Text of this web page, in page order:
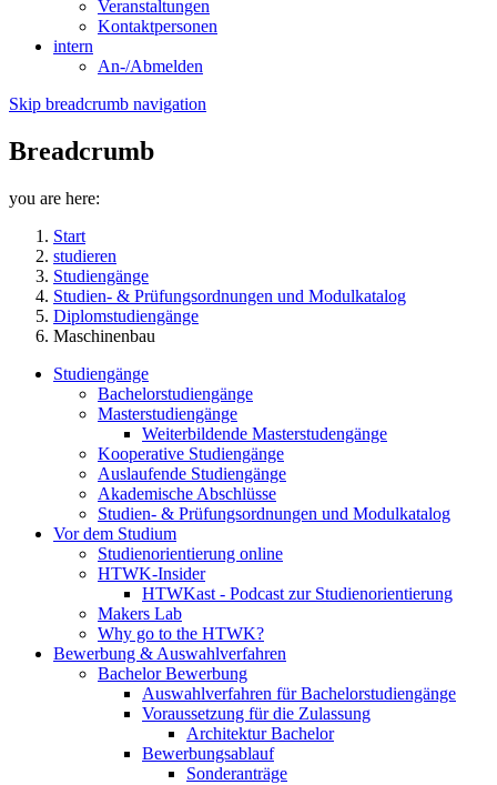
Veranstaltungen
Kontaktpersonen
intern
An-/Abmelden
Skip breadcrumb navigation
Breadcrumb
you are here:
Start
studieren
Studiengänge
Studien- & Prüfungsordnungen und Modulkatalog
Diplomstudiengänge
Maschinenbau
Studiengänge
Bachelorstudiengänge
Masterstudiengänge
Weiterbildende Masterstudengänge
Kooperative Studiengänge
Auslaufende Studiengänge
Akademische Abschlüsse
Studien- & Prüfungsordnungen und Modulkatalog
Vor dem Studium
Studienorientierung online
HTWK-Insider
HTWKast - Podcast zur Studienorientierung
Makers Lab
Why go to the HTWK?
Bewerbung & Auswahlverfahren
Bachelor Bewerbung
Auswahlverfahren für Bachelorstudiengänge
Voraussetzung für die Zulassung
Architektur Bachelor
Bewerbungsablauf
Sonderanträge